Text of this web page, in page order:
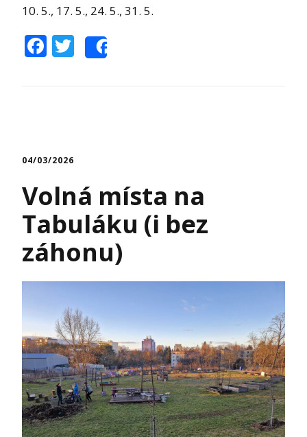
10. 5., 17. 5., 24. 5., 31. 5.
Facebook
Twitter
04/03/2026
Volná místa na
Tabuláku (i bez
záhonu)